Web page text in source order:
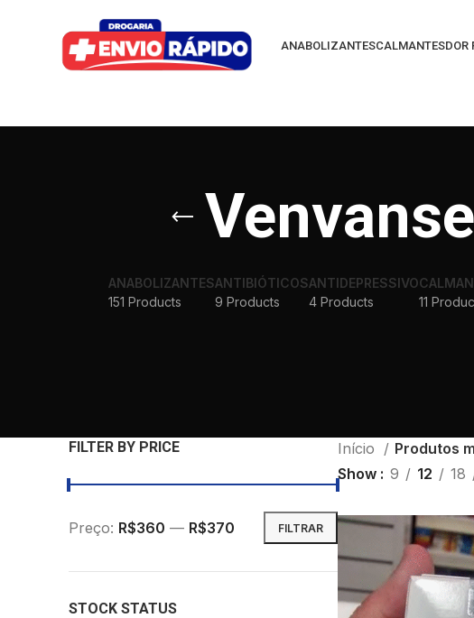
ANABOLIZANTESCALMANTESDOR
ANABOLIZANTES
151 Products
ANTIBIÓTICOS
9 Products
ANTIDEPRESSIVO
4 Products
11
FILTER BY PRICE
FILTRAR
Preço: R$360 — R$370
STOCK STATUS
Início
Produtos
Show
9 12 18